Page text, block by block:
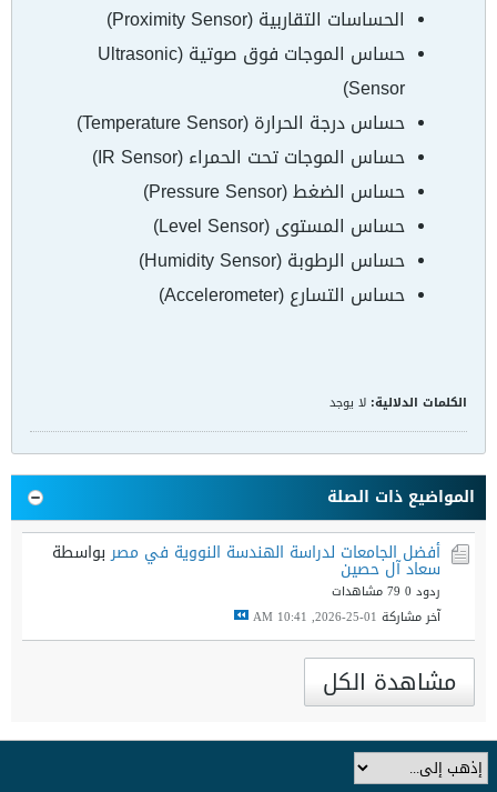
الحساسات التقاربية (Proximity Sensor)
حساس الموجات فوق صوتية (Ultrasonic
Sensor)
حساس درجة الحرارة (Temperature Sensor)
حساس الموجات تحت الحمراء (IR Sensor)
حساس الضغط (Pressure Sensor)
حساس المستوى (Level Sensor)
حساس الرطوبة (Humidity Sensor)
حساس التسارع (Accelerometer)
الكلمات الدلالية: لا يوجد
المواضيع ذات الصلة
أفضل الجامعات لدراسة الهندسة النووية في مصر بواسطة
سعاد آل حصين
ردود 0
79 مشاهدات
آخر مشاركة 01-25-2026, 10:41 AM
مشاهدة الكل